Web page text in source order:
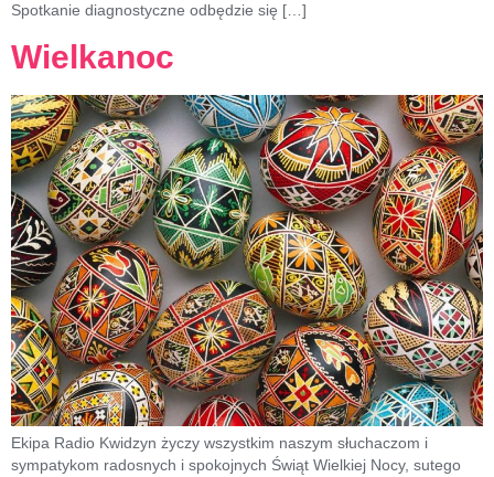
Spotkanie diagnostyczne odbędzie się […]
Wielkanoc
Ekipa Radio Kwidzyn życzy wszystkim naszym słuchaczom i
sympatykom radosnych i spokojnych Świąt Wielkiej Nocy, sutego